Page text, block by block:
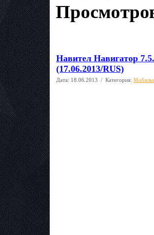
Навител Навигатор
(17.06.2013/RUS)
Дата: 18.06.2013 / Категория: